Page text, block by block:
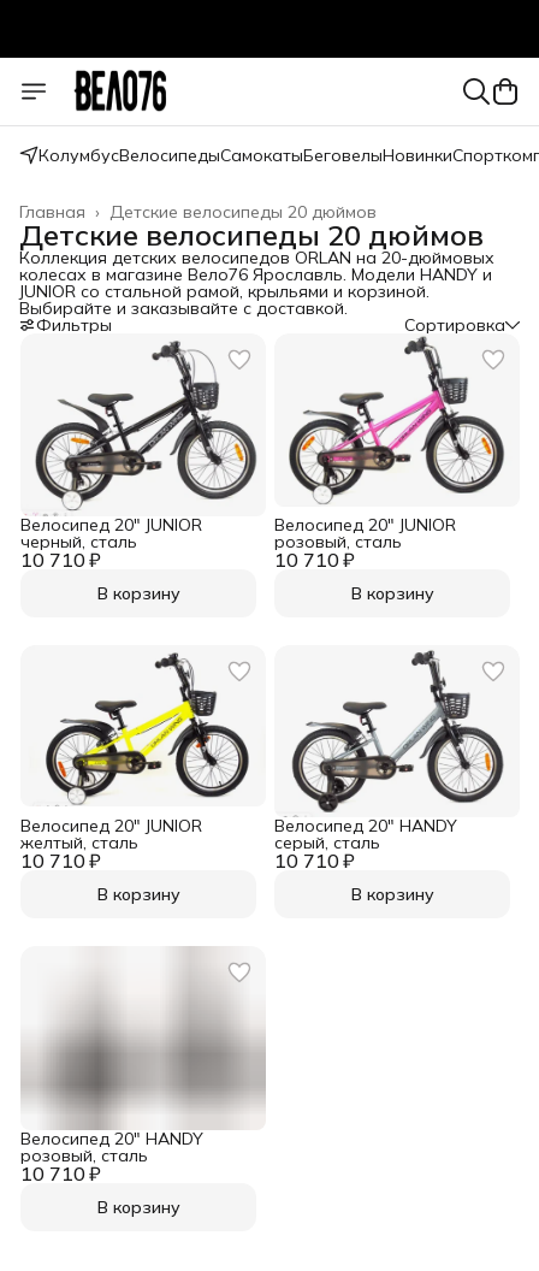
КолумбусВелосипедыСамокатыБеговелыНовинки
Детские велосипеды 20 дюймов
Главная ›
Детские велосипеды 20 дюймов
Коллекция детских велосипедов ORLAN на 20-дюймовых
колесах в магазине Вело76 Ярославль. Модели HANDY и
JUNIOR со стальной рамой, крыльями и корзиной.
Выбирайте и заказывайте с доставкой.
Фильтры Сортировка
10 710 ₽
Велосипед 20" JUNIOR
черный, сталь
В корзину
10 710 ₽
Велосипед 20" JUNIOR
розовый, сталь
В корзину
10 710 ₽
Велосипед 20" JUNIOR
желтый, сталь
В корзину
10 710 ₽
Велосипед 20" HANDY
серый, сталь
В корзину
10 710 ₽
Велосипед 20" HANDY
розовый, сталь
В корзину